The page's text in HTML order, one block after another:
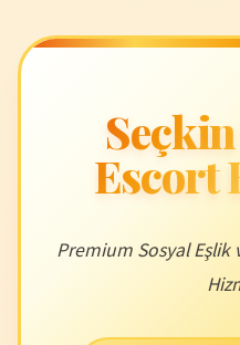
Escort
Premium Sosyal